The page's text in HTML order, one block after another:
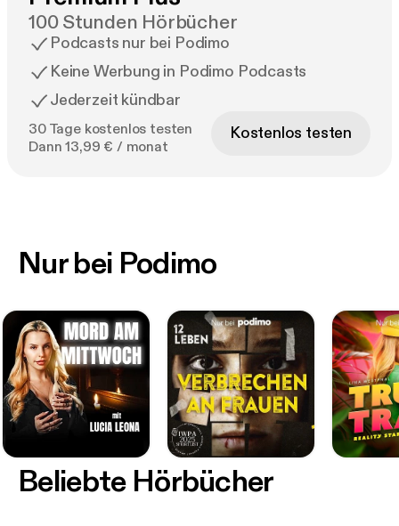
100 Stunden Hörbücher
Podcasts nur bei Podimo
Keine Werbung in Podimo Podcasts
Jederzeit kündbar
30 Tage kostenlos testen
Dann 13,99 € / monat
Kostenlos testen
Nur bei Podimo
Beliebte Hörbücher